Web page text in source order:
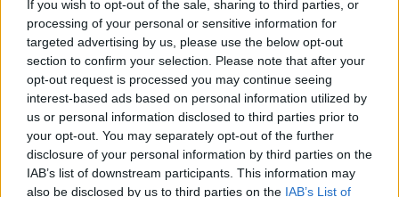
If you wish to opt-out of the sale, sharing to third parties, or
processing of your personal or sensitive information for
targeted advertising by us, please use the below opt-out
section to confirm your selection. Please note that after your
opt-out request is processed you may continue seeing
interest-based ads based on personal information utilized by
us or personal information disclosed to third parties prior to
your opt-out. You may separately opt-out of the further
disclosure of your personal information by third parties on the
IAB’s list of downstream participants. This information may
also be disclosed by us to third parties on the IAB’s List of